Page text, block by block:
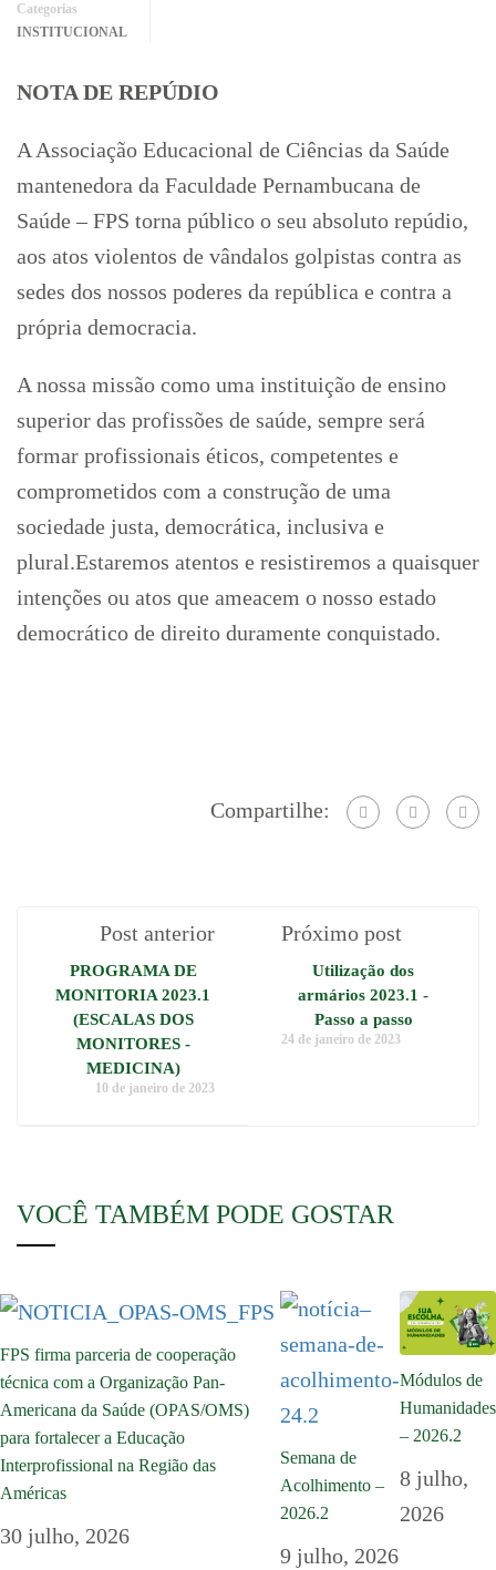
Categorias
INSTITUCIONAL
NOTA DE REPÚDIO
A Associação Educacional de Ciências da Saúde
mantenedora da Faculdade Pernambucana de
Saúde – FPS torna público o seu absoluto repúdio,
aos atos violentos de vândalos golpistas contra as
sedes dos nossos poderes da república e contra a
própria democracia.
A nossa missão como uma instituição de ensino
superior das profissões de saúde, sempre será
formar profissionais éticos, competentes e
comprometidos com a construção de uma
sociedade justa, democrática, inclusiva e
plural.Estaremos atentos e resistiremos a quaisquer
intenções ou atos que ameacem o nosso estado
democrático de direito duramente conquistado.
Compartilhe:
Post anterior
PROGRAMA DE
MONITORIA 2023.1
(ESCALAS DOS
MONITORES -
MEDICINA)
10 de janeiro de 2023
Próximo post
Utilização dos
armários 2023.1 -
Passo a passo
24 de janeiro de 2023
VOCÊ TAMBÉM PODE GOSTAR
FPS firma parceria de cooperação
técnica com a Organização Pan-
Americana da Saúde (OPAS/OMS)
para fortalecer a Educação
Interprofissional na Região das
Américas
30 julho, 2026
Semana de
Acolhimento –
2026.2
9 julho, 2026
Módulos de
Humanidades
– 2026.2
8 julho,
2026